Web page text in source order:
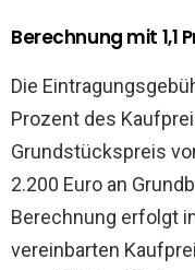
Berechnung mit 1,1
Die
Prozent des
Grundstückspreis
2.200 Euro an
Berechnung erfolgt
vereinbarten